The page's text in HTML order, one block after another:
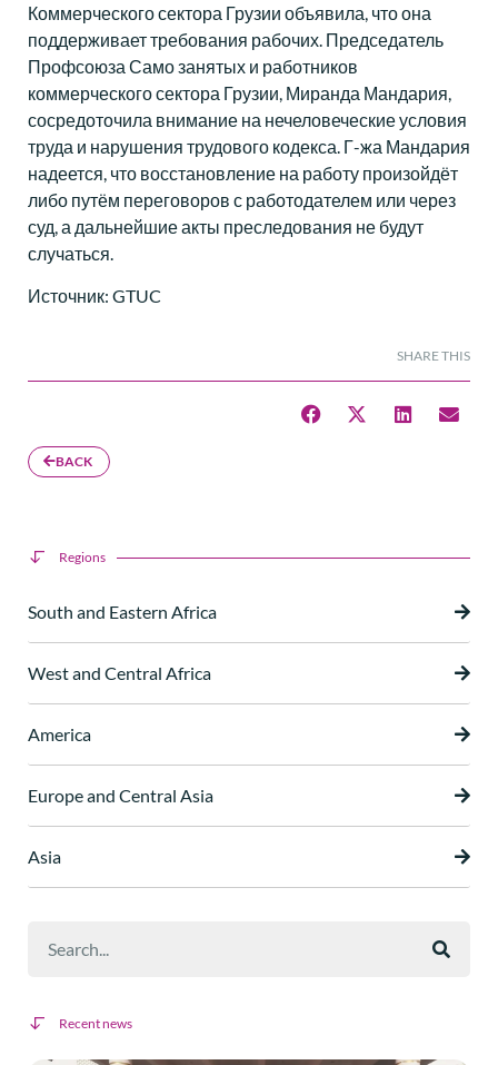
Коммерческого сектора Грузии объявила, что она
поддерживает требования рабочих. Председатель
Профсоюза Само занятых и работников
коммерческого сектора Грузии, Миранда Мандария,
сосредоточила внимание на нечеловеческие условия
труда и нарушения трудового кодекса. Г-жа Мандария
надеется, что восстановление на работу произойдёт
либо путём переговоров с работодателем или через
суд, а дальнейшие акты преследования не будут
случаться.
Источник: GTUC
SHARE THIS
BACK
Regions
South and Eastern Africa
West and Central Africa
America
Europe and Central Asia
Asia
Recent news